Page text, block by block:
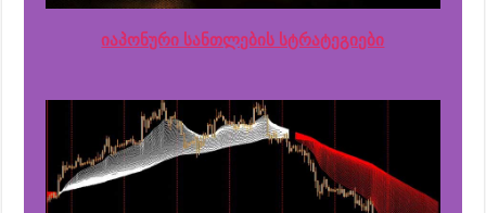
იაპონური სანთლების სტრატეგიები